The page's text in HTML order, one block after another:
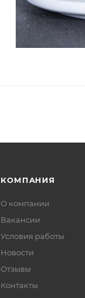
КОМПАНИЯ
О компании
Вакансии
Условия работы
Новости
Отзывы
Контакты